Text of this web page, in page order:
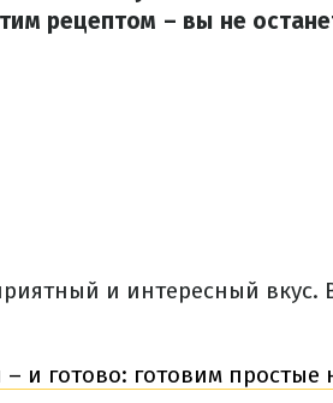
рецептом – вы не
и интересный вкус.
– и готово: готовим